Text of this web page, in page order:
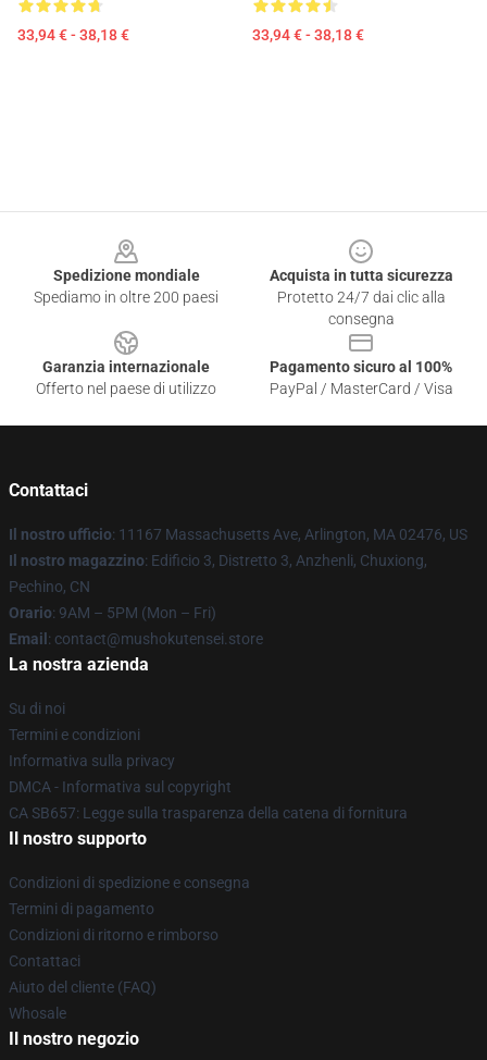
33,94 € - 38,18 € 33,94 € - 38,18 €
Spedizione mondiale
Spediamo in oltre 200 paesi
Acquista in tutta sicurezza
Protetto 24/7 dai clic alla
consegna
Garanzia internazionale
Offerto nel paese di utilizzo
Pagamento sicuro al 100%
PayPal / MasterCard / Visa
Contattaci
Il nostro ufficio: 11167 Massachusetts Ave, Arlington, MA 02476, US
Il nostro magazzino: Edificio 3, Distretto 3, Anzhenli, Chuxiong,
Pechino, CN
Orario: 9AM – 5PM (Mon – Fri)
Email : contact@mushokutensei.store
La nostra azienda
Su di noi
Termini e condizioni
Informativa sulla privacy
DMCA - Informativa sul copyright
CA SB657: Legge sulla trasparenza della catena di fornitura
Il nostro supporto
Condizioni di spedizione e consegna
Termini di pagamento
Condizioni di ritorno e rimborso
Contattaci
Aiuto del cliente (FAQ)
Whosale
Il nostro negozio